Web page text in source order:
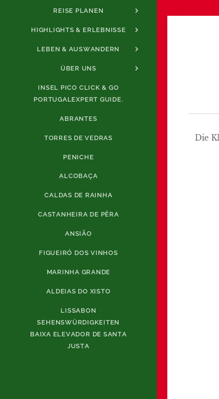
REISE PLANEN
HIGHLIGHTS & ERLEBNISSE
LEBEN & AUSWANDERN
ÜBER UNS
INSEL PICO CLICK & GO
PORTUGALEXPERT GUIDE.
ABRANTES
TORRES DE VEDRAS
PENICHE
ALCOBAÇA
CALDAS DE RAINHA
CASTANHEIRA DE PÊRA
ANSIÃO
FIGUEIRÓ DOS VINHOS
MARINHA GRANDE
ALDEIAS DO XISTO
LISSABON
SEHENSWÜRDIGKEITEN
BAIXA ELEVADOR DE SANTA
JUSTA
Die